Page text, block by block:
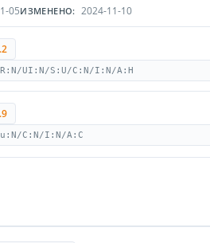
05ИЗМЕНЕНО: 2024-11-10
UI:N/S:U/C:N/I:N/A:H
C:N/I:N/A:C